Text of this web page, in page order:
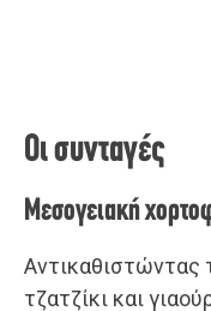
Οι συνταγές
Μεσογειακή
Αντικαθιστώντας
τζατζίκι και